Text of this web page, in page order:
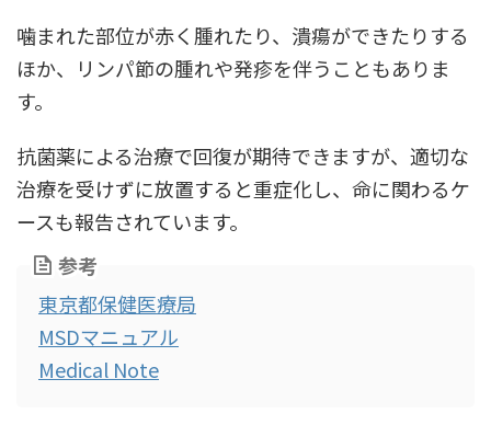
噛まれた部位が赤く腫れたり、潰瘍ができたりする
ほか、リンパ節の腫れや発疹を伴うこともありま
す。
抗菌薬による治療で回復が期待できますが、適切な
治療を受けずに放置すると重症化し、命に関わるケ
ースも報告されています。
参考
東京都保健医療局
MSDマニュアル
Medical Note